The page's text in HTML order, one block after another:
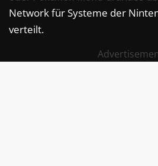
Network für Systeme der
verteilt.